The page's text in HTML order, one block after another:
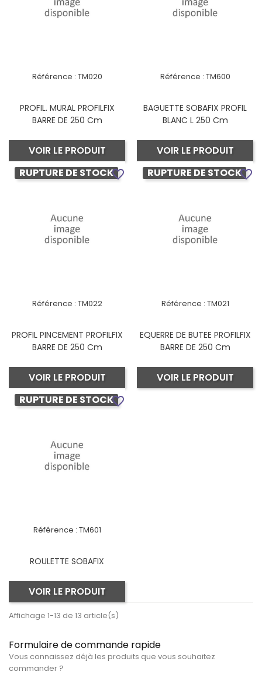
Formulaire de commande rapide
Vous connaissez déjà les produits que vous souhaitez
commander ?
Référence : TM020
PROFIL. MURAL PROFILFIX
BARRE DE 250 Cm
VOIR LE PRODUIT
Référence : TM600
BAGUETTE SOBAFIX PROFIL
BLANC L 250 Cm
VOIR LE PRODUIT
RUPTURE DE STOCK
Référence : TM022
PROFIL PINCEMENT PROFILFIX
BARRE DE 250 Cm
VOIR LE PRODUIT
favorite_border RUPTURE DE STOCK
Référence : TM021
EQUERRE DE BUTEE PROFILFIX
BARRE DE 250 Cm
VOIR LE PRODUIT
favorite_border
RUPTURE DE STOCK
Référence : TM601
ROULETTE SOBAFIX
VOIR LE PRODUIT
favorite_border
Affichage 1-13 de 13 article(s)